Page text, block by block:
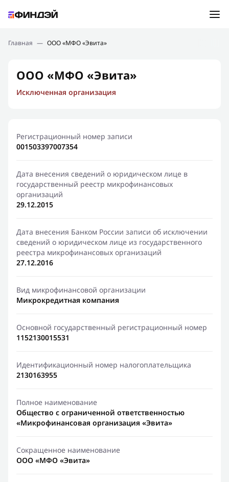
Подбор займа
Новости
Финансовое просвещение
Главная — ООО «МФО «Эвита»
ООО «МФО «Эвита»
Исключенная организация
Регистрационный номер записи
001503397007354
Дата внесения сведений о юридическом лице в
государственный реестр микрофинансовых
организаций
29.12.2015
Дата внесения Банком России записи об исключении
сведений о юридическом лице из государственного
реестра микрофинансовых организаций
27.12.2016
Вид микрофинансовой организации
Микрокредитная компания
Основной государственный регистрационный номер
1152130015531
Идентификационный номер налогоплательщика
2130163955
Полное наименование
Общество с ограниченной ответственностью
«Микрофинансовая организация «Эвита»
Сокращенное наименование
ООО «МФО «Эвита»
Ошибка:Контактная форма не найдена.
Спасибо, что написали нам
Мы свяжемся с Вами в ближайшее время и сообщим
результат
Отправить новый запрос